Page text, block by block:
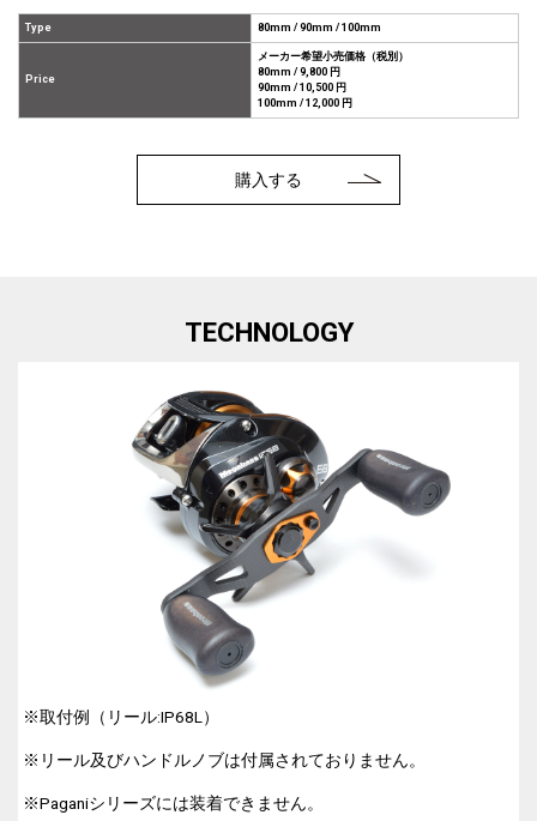
Type 80mm / 90mm / 100mm
Price
メーカー希望小売価格（税別）
80mm / 9,800 円
90mm / 10,500 円
100mm / 12,000 円
購入する
TECHNOLOGY
※取付例（リール:IP68L）
※リール及びハンドルノブは付属されておりません。
※Paganiシリーズには装着できません。